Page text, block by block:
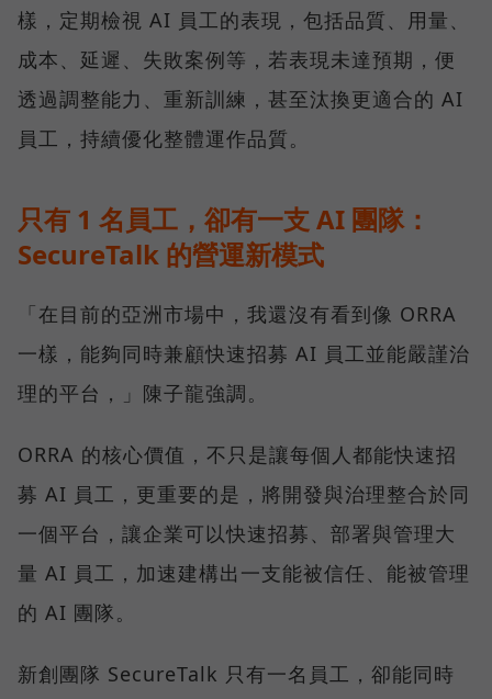
樣，定期檢視 AI 員工的表現，包括品質、用量、
成本、延遲、失敗案例等，若表現未達預期，便
透過調整能力、重新訓練，甚至汰換更適合的 AI
員工，持續優化整體運作品質。
只有 1 名員工，卻有一支 AI 團隊：
SecureTalk 的營運新模式
「在目前的亞洲市場中，我還沒有看到像 ORRA
一樣，能夠同時兼顧快速招募 AI 員工並能嚴謹治
理的平台，」陳子龍強調。
ORRA 的核心價值，不只是讓每個人都能快速招
募 AI 員工，更重要的是，將開發與治理整合於同
一個平台，讓企業可以快速招募、部署與管理大
量 AI 員工，加速建構出一支能被信任、能被管理
的 AI 團隊。
新創團隊 SecureTalk 只有一名員工，卻能同時